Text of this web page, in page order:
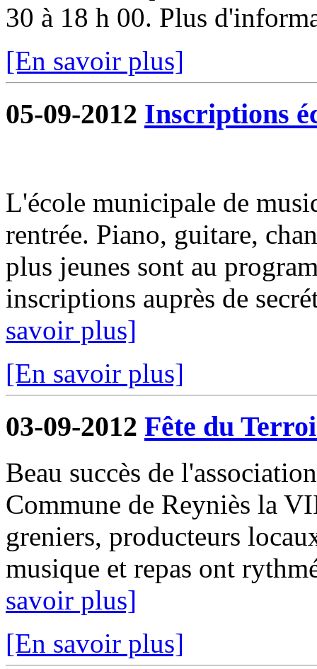
30 à 18 h 00. Plus
[En savoir plus]
05-09-2012 Inscriptions
L'école municipale de
rentrée. Piano, guitare,
plus jeunes sont au
inscriptions auprès de
savoir plus]
[En savoir plus]
03-09-2012 Fête du
Beau succès de
Commune de Reyniès la
greniers, producteurs
musique et repas ont
savoir plus]
[En savoir plus]